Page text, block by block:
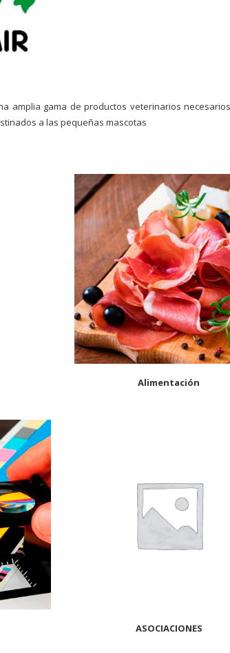
amplia gama de productos veterinarios
a las pequeñas mascotas
Alimentación
ASOCIACIONES